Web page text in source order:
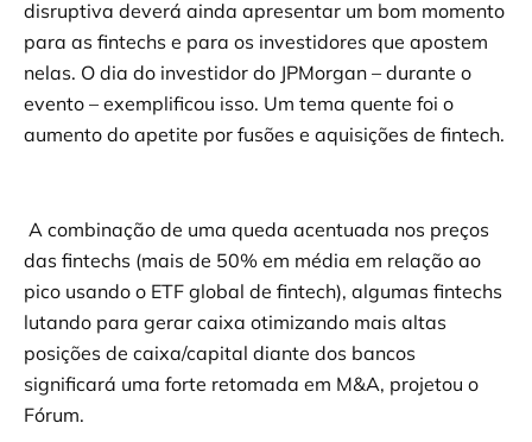
disruptiva deverá ainda apresentar um bom momento
para as fintechs e para os investidores que apostem
nelas. O dia do investidor do JPMorgan – durante o
evento – exemplificou isso. Um tema quente foi o
aumento do apetite por fusões e aquisições de fintech.
A combinação de uma queda acentuada nos preços
das fintechs (mais de 50% em média em relação ao
pico usando o ETF global de fintech), algumas fintechs
lutando para gerar caixa otimizando mais altas
posições de caixa/capital diante dos bancos
significará uma forte retomada em M&A, projetou o
Fórum.